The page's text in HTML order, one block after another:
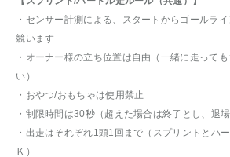
・センサー計測による、スタートからゴールラ
競います
・オーナー様の立ち位置は自由（一緒に走って
い）
・おやつ/おもちゃは使用禁止
・制限時間は30秒（超えた場合は終了とし、退
・出走はそれぞれ1頭1回まで（スプリントとハ
Ｋ）